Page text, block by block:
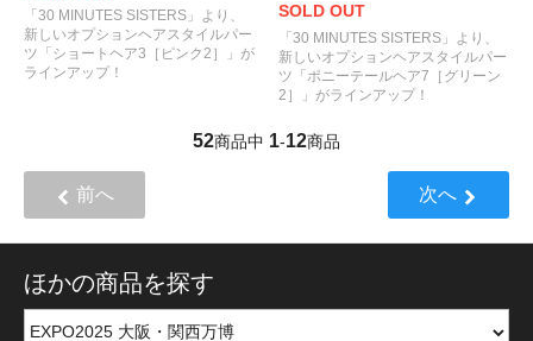
「30 MINUTES SISTERS」より、
新しいオプションヘアスタイルパー
ツ「ショートヘア3［ピンク2］」が
ラインアップ！
SOLD OUT
「30 MINUTES SISTERS」より、
新しいオプションヘアスタイルパー
ツ「ポニーテールヘア7［グリーン
2］」がラインアップ！
52商品中 1-12商品
前へ 次へ
ほかの商品を探す